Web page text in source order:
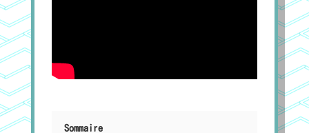
Sommaire